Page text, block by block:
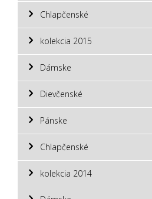
Chlapčenské
kolekcia 2015
Dámske
Dievčenské
Pánske
Chlapčenské
kolekcia 2014